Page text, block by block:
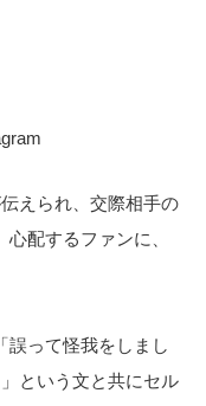
えられ、交際相手の
配するファンに、
誤って怪我をしまし
という文と共にセル